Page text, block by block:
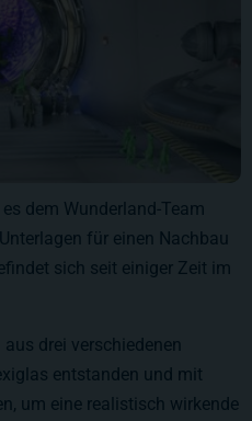
dem Wunderland-Team
für einen Nachbau
sich seit einiger Zeit im
drei verschiedenen
entstanden und mit
um eine realistisch wirkende